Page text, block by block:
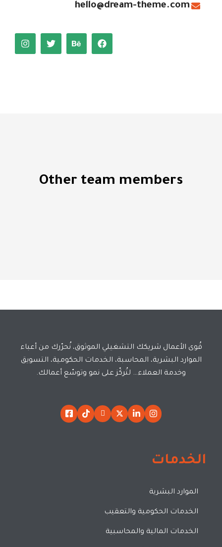
hello@dream-theme.com
Other team members
قُوى الأعمال شريكك التشغيلي الموثوق، نُحرّرك من أعباء
الموارد البشرية، المحاسبة، الخدمات الحكومية، التسويق
وخدمة العملاء… لتُركّز على نمو وتوسّع أعمالك.
الخدمات
الموارد البشرية
الخدمات الحكومية والتعقيب
الخدمات المالية والمحاسبية